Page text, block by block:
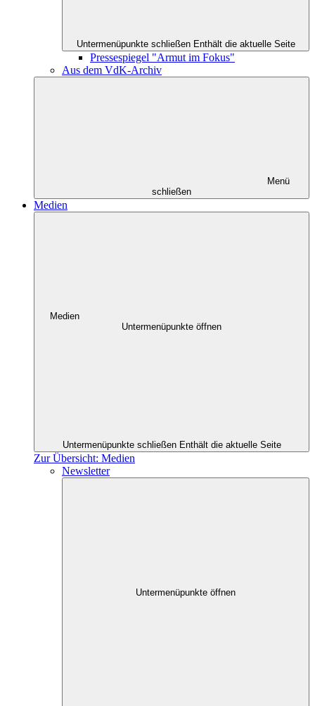
Untermenüpunkte schließen Enthält die aktuelle Seite
Pressespiegel "Armut im Fokus"
Aus dem VdK-Archiv
Menü
schließen
Medien
Medien
Untermenüpunkte öffnen
Untermenüpunkte schließen Enthält die aktuelle Seite
Zur Übersicht: Medien
Newsletter
Untermenüpunkte öffnen